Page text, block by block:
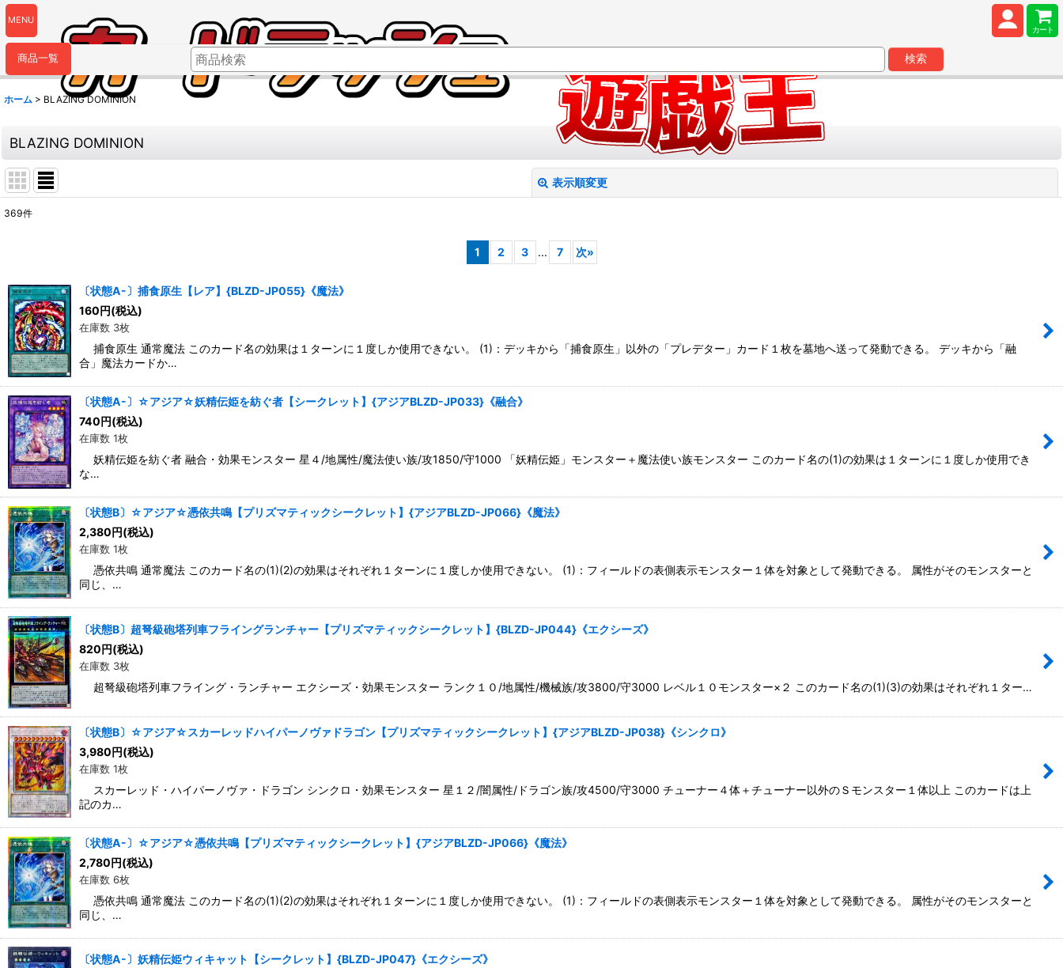
MENU
カート
商品一覧 検索
ホーム > BLAZING DOMINION
BLAZING DOMINION
表示順変更
369件
1 2 3 ... 7 次»
〔状態A-〕捕食原生【レア】{BLZD-JP055}《魔法》
160円(税込)
在庫数 3枚
捕食原生 通常魔法 このカード名の効果は１ターンに１度しか使用できない。 (1)：デッキから「捕食原生」以外の「プレデター」カード１枚を墓地へ送って発動できる。 デッキから「融
合」魔法カードか…
〔状態A-〕☆アジア☆妖精伝姫を紡ぐ者【シークレット】{アジアBLZD-JP033}《融合》
740円(税込)
在庫数 1枚
妖精伝姫を紡ぐ者 融合・効果モンスター 星４/地属性/魔法使い族/攻1850/守1000 「妖精伝姫」モンスター＋魔法使い族モンスター このカード名の(1)の効果は１ターンに１度しか使用でき
な…
〔状態B〕☆アジア☆憑依共鳴【プリズマティックシークレット】{アジアBLZD-JP066}《魔法》
2,380円(税込)
在庫数 1枚
憑依共鳴 通常魔法 このカード名の(1)(2)の効果はそれぞれ１ターンに１度しか使用できない。 (1)：フィールドの表側表示モンスター１体を対象として発動できる。 属性がそのモンスターと
同じ、…
〔状態B〕超弩級砲塔列車フライングランチャー【プリズマティックシークレット】{BLZD-JP044}《エクシーズ》
820円(税込)
在庫数 3枚
超弩級砲塔列車フライング・ランチャー エクシーズ・効果モンスター ランク１０/地属性/機械族/攻3800/守3000 レベル１０モンスター×２ このカード名の(1)(3)の効果はそれぞれ１ター…
〔状態B〕☆アジア☆スカーレッドハイパーノヴァドラゴン【プリズマティックシークレット】{アジアBLZD-JP038}《シンクロ》
3,980円(税込)
在庫数 1枚
スカーレッド・ハイパーノヴァ・ドラゴン シンクロ・効果モンスター 星１２/闇属性/ドラゴン族/攻4500/守3000 チューナー４体＋チューナー以外のＳモンスター１体以上 このカードは上
記のカ…
〔状態A-〕☆アジア☆憑依共鳴【プリズマティックシークレット】{アジアBLZD-JP066}《魔法》
2,780円(税込)
在庫数 6枚
憑依共鳴 通常魔法 このカード名の(1)(2)の効果はそれぞれ１ターンに１度しか使用できない。 (1)：フィールドの表側表示モンスター１体を対象として発動できる。 属性がそのモンスターと
同じ、…
〔状態A-〕妖精伝姫ウィキャット【シークレット】{BLZD-JP047}《エクシーズ》